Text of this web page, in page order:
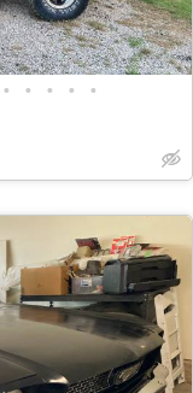
• • • • •